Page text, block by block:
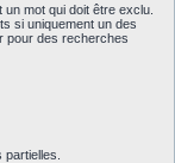
un mot qui doit être exclu.
si uniquement un des
pour des recherches